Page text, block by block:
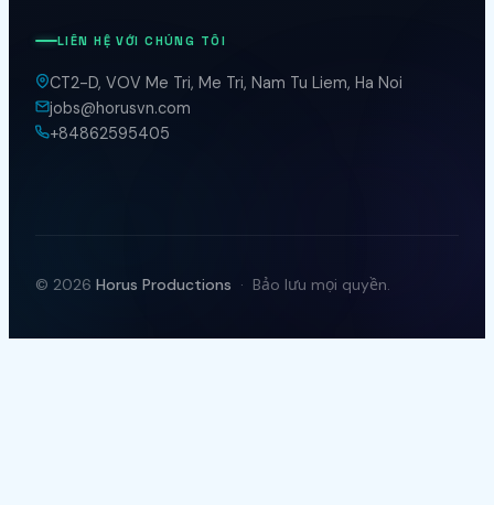
LIÊN HỆ VỚI CHÚNG TÔI
CT2-D, VOV Me Tri, Me Tri, Nam Tu Liem, Ha Noi
jobs@horusvn.com
+84862595405
© 2026 Horus Productions · Bảo lưu mọi quyền.